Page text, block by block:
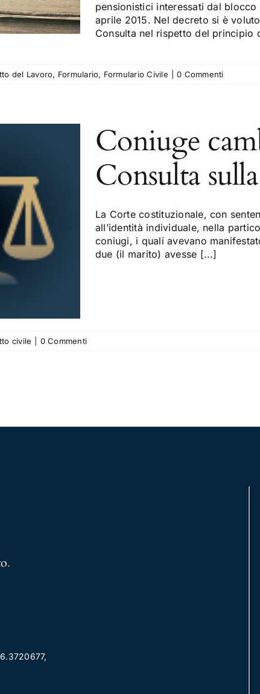
pensionistici interessati dal
aprile 2015. Nel decreto si è
Consulta nel rispetto del principio
del Lavoro, Formulario, Formulario Civile 0 Commenti
Coniuge
Consulta
La Corte costituzionale, con
all’identità individuale, nella
coniugi, i quali avevano
due (il marito) avesse [...]
civile 0 Commenti
.
,